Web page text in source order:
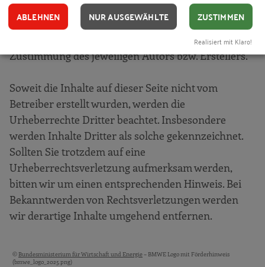
Bearbeitung, Verbreitung und jede Art der
Verwertung außerhalb der Grenzen des
Urheberrechts bedürfen der schriftlichen
Zustimmung des jeweiligen Autors bzw. Erstellers.
Soweit die Inhalte auf dieser Seite nicht vom
Betreiber erstellt wurden, werden die
Urheberrechte Dritter beachtet. Insbesondere
werden Inhalte Dritter als solche gekennzeichnet.
Sollten Sie trotzdem auf eine
Urheberrechtsverletzung aufmerksam werden,
bitten wir um einen entsprechenden Hinweis. Bei
Bekanntwerden von Rechtsverletzungen werden
wir derartige Inhalte umgehend entfernen.
Bildquellen und Copyright-Hinweise
©Bundesministerium für Wirtschaft und Energie– BMWE Logo mit Förderhinweis
(bmwe_logo_2025.png)
ABLEHNEN NUR AUSGEWÄHLTE ZUSTIMMEN
Realisiert mit Klaro!